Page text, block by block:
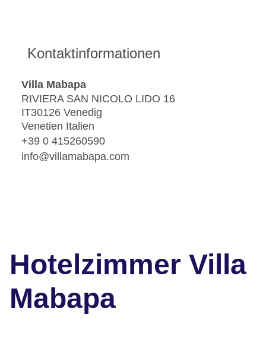
Kontaktinformationen
Villa Mabapa
RIVIERA SAN NICOLO LIDO 16
IT30126 Venedig
Venetien Italien
+39 0 415260590
info@villamabapa.com
Hotelzimmer Villa
Mabapa